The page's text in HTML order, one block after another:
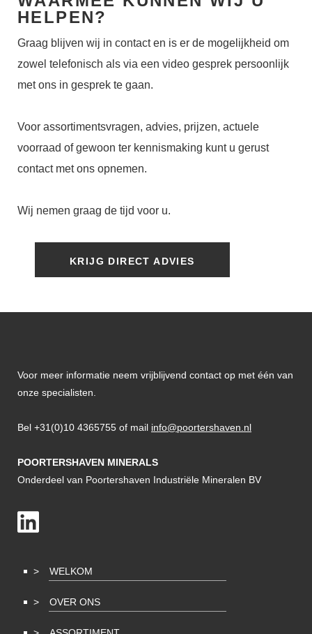
HELPEN?
Graag blijven wij in contact en is er de mogelijkheid om
zowel telefonisch als via een video gesprek persoonlijk
met ons in gesprek te gaan.
Voor assortimentsvragen, advies, prijzen, actuele
voorraad of gewoon ter kennismaking kunt u gerust
contact met ons opnemen.
Wij nemen graag de tijd voor u.
KRIJG DIRECT ADVIES
Voor meer informatie neem vrijblijvend contact op met één van
onze specialisten.
Bel +31(0)10 4365755 of mail info@poortershaven.nl
POORTERSHAVEN MINERALS
Onderdeel van Poortershaven Industriële Mineralen BV
WELKOM
OVER ONS